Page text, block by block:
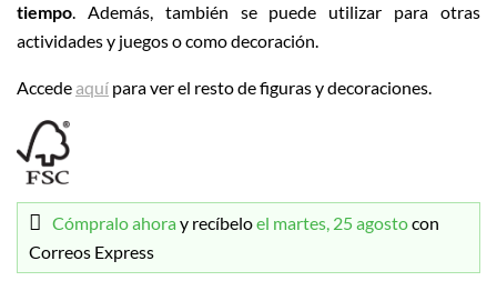
tiempo. Además, también se puede utilizar para otras
actividades y juegos o como decoración.
Accede aquí para ver el resto de figuras y decoraciones.
Cómpralo ahora y recíbeloel martes, 25 agostocon
Correos Express